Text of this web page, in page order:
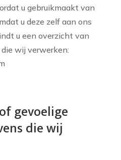
u gebruikmaakt van
u deze zelf aan ons
u een overzicht van
wij verwerken:
gevoelige
die wij